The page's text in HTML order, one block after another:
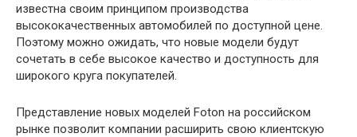
известна своим принципом производства
высококачественных автомобилей по доступной цене.
Поэтому можно ожидать, что новые модели будут
сочетать в себе высокое качество и доступность для
широкого круга покупателей.
Представление новых моделей Foton на российском
рынке позволит компании расширить свою клиентскую